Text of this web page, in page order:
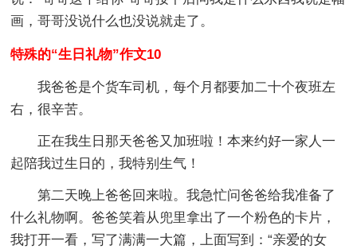
画，哥哥没说什么也没说就走了。
特殊的“生日礼物”作文10
我爸爸是个货车司机，每个月都要加二十个夜班左
右，很辛苦。
正在我生日那天爸爸又加班啦！本来约好一家人一
起陪我过生日的，我特别生气！
第二天晚上爸爸回来啦。我急忙问爸爸给我准备了
什么礼物啊。爸爸笑着从兜里拿出了一个粉色的卡片，
我打开一看，写了满满一大篇，上面写到：“亲爱的女